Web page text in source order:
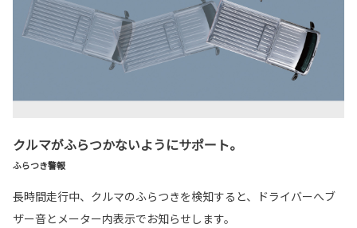
クルマがふらつかないようにサポート。
ふらつき警報
長時間走行中、クルマのふらつきを検知すると、ドライバーへブ
ザー音とメーター内表示でお知らせします。